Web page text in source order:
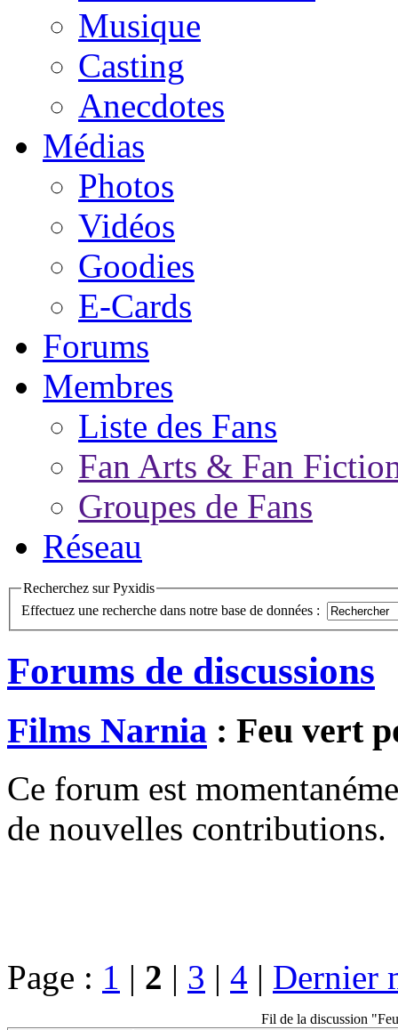
Musique
Casting
Anecdotes
Médias
Photos
Vidéos
Goodies
E-Cards
Forums
Membres
Liste des Fans
Fan Arts & Fan
Groupes de Fans
Réseau
Recherchez sur Pyxidis
Effectuez une recherche dans notre base de données :
Forums de discussions
Films Narnia : Feu vert
Ce forum est
de nouvelles contributions.
Page : 1 | 2 | 3 | 4 | Dernier
Fil de la discussion